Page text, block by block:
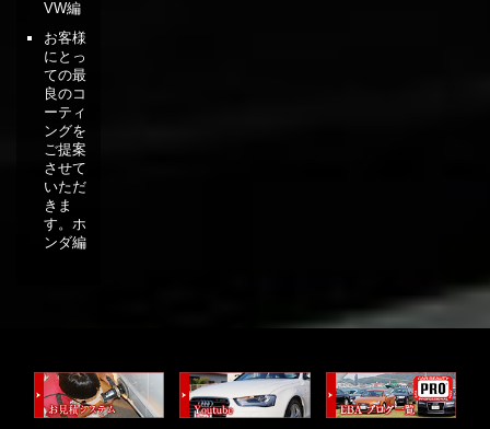
VW編
お客様
にとっ
ての最
良のコ
ーティ
ングを
ご提案
させて
いただ
きま
す。ホ
ンダ編